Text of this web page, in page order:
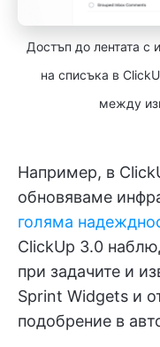
Достъп до лентата с
на списъка в
между
Например, в
обновяваме
голяма
ClickUp 3.0
при задачите и
Sprint Widgets и
подобрение в